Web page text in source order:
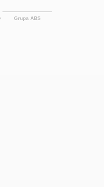
Grupa ABS